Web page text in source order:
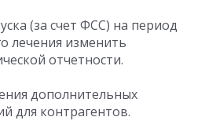
(за счет ФСС) на период
лечения изменить
отчетности.
дополнительных
для контрагентов.